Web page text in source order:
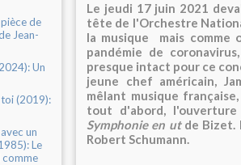
de
Jean-
Un
(2019):
un
Le
comme
Le jeudi 17 juin 2021
tête de l'Orchestre
la musique mais comme
pandémie de
presque intact pour ce
jeune chef américain,
mêlant musique
tout d'abord, l'ouverture
Symphonie en utde Bizet.
Robert Schumann.